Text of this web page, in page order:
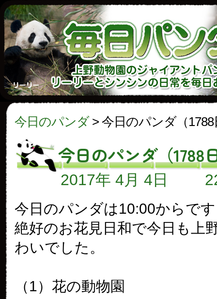
今日のパンダ> 今日のパンダ（1788
今日のパンダ（1788
2017年 4月 4日
今日のパンダは10:00からで
絶好のお花見日和で今日も上
わいでした。
（1）花の動物園